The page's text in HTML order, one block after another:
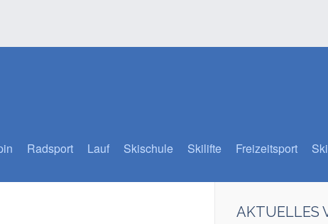
Radsport Lauf Skischule Skilifte Freizeitsport
AKTUELLES